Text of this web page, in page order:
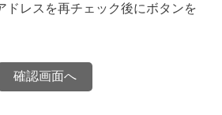
サービス画面、書面その他の
への通知）前条の場合の他、
断した場合には、情報掲載者
再チェック後にボタンを